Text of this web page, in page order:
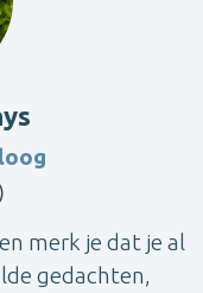
merk je dat je al
gedachten,